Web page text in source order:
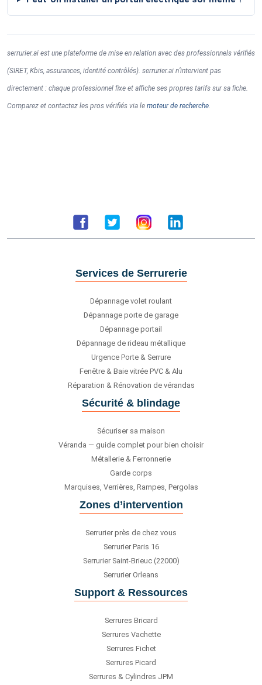
serrurier.ai est une plateforme de mise en relation avec des professionnels vérifiés
(SIRET, Kbis, assurances, identité contrôlés). serrurier.ai n’intervient pas
directement : chaque professionnel fixe et affiche ses propres tarifs sur sa fiche.
Comparez et contactez les pros vérifiés via le moteur de recherche
Services de Serrurerie
Dépannage volet roulant
Dépannage porte de garage
Dépannage portail
Dépannage de rideau métallique
Urgence Porte & Serrure
Fenêtre & Baie vitrée PVC & Alu
Réparation & Rénovation de vérandas
Sécurité & blindage
Sécuriser sa maison
Véranda — guide complet pour bien choisir
Métallerie & Ferronnerie
Garde corps
Marquises, Verrières, Rampes, Pergolas
Zones d’intervention
Serrurier près de chez vous
Serrurier Paris 16
Serrurier Saint-Brieuc (22000)
Serrurier Orleans
Support & Ressources
Serrures Bricard
Serrures Vachette
Serrures Fichet
Serrures Picard
Serrures & Cylindres JPM